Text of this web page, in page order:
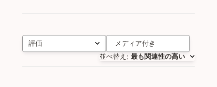
評価
すべての評価
メディア付き
並べ替え : 最も関連性の高い